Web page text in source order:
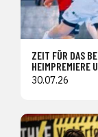
ZEIT FÜR DAS
HEIMPREMIERE
30.07.26